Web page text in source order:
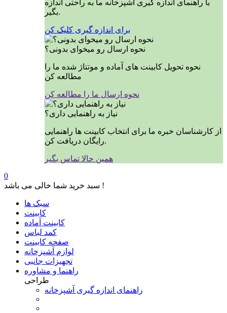
با راهنمای اندازه گیری آشپزخانه ما به راحتی اندازه
بگیر.
برای اندازه گیری کلیک کن
نحوه ارسال رو میخوای بدونی؟
نحوه تحویل کابینت های آماده و موتتاژ شده ما را
مطالعه کن
نحوه ارسال ما را مطالعه کن
نیاز به راهنمایی داری؟
از کارشناسان خبره ما برای انتخاب کابینت ها راهنمایی
رایگان دریافت کن.
همین حالا تماس بگیر
0
سبد خرید شما خالی می باشد !
سبک ها
کابینت
کابینت آماده
کمد لباس
صفحه کابینت
لوازم آشپزخانه
تجهیزات جانبی
راهنما و مشاوره
طراحی
راهنمای اندازه گیری آشپزخانه